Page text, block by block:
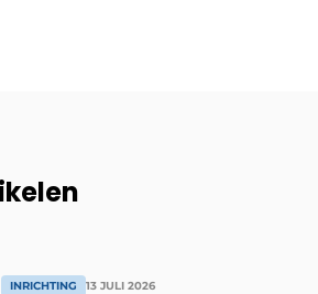
INRICHTING 13 JULI 2026